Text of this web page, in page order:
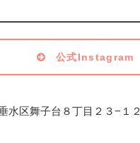
公式Instagram
水区舞子台８丁目２３−１２